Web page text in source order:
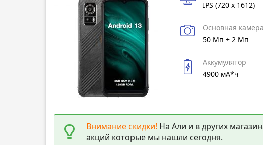
IPS (720 x 1612)
Основная камера
50 Мп + 2 Мп
Аккумулятор
4900 мА*ч
Внимание скидки! На Али и в других
акций которые мы нашли сегодня.